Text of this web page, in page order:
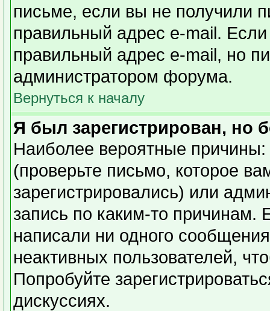
письме, если вы не получили
правильный адрес e-mail.
правильный адрес e-mail, но
администратором форума.
Вернуться к началу
Я был зарегистрирован, но
Наиболее вероятные
(проверьте письмо, которое
зарегистрировались) или
запись по каким-то причинам.
написали ни одного
неактивных пользователей,
Попробуйте
дискуссиях.